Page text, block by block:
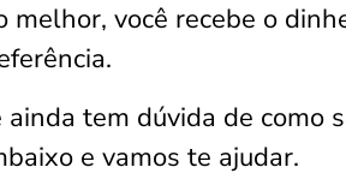
melhor, você recebe o
ainda tem dúvida de como
e vamos te ajudar.